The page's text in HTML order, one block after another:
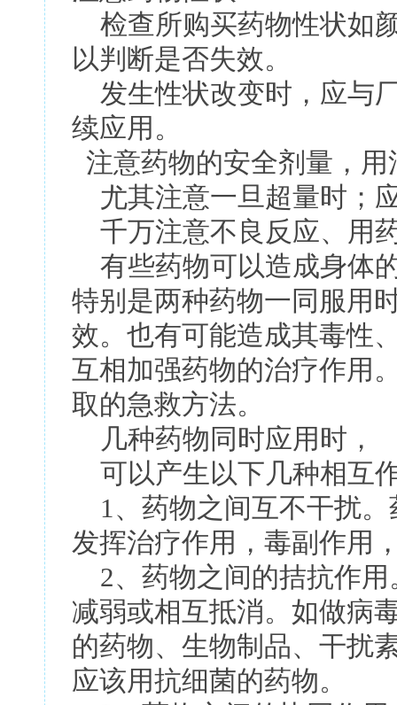
检查所购买药物性状如
以判断是否失效。
发生性状改变时，应与
续应用。
注意药物的安全剂量，用
尤其注意一旦超量时；
千万注意不良反应、用
有些药物可以造成身体
特别是两种药物一同服用
效。也有可能造成其毒性
互相加强药物的治疗作用
取的急救方法。
几种药物同时应用时，
可以产生以下几种相互
1、药物之间互不干扰。
发挥治疗作用，毒副作用
2、药物之间的拮抗作用
减弱或相互抵消。如做病
的药物、生物制品、干扰
应该用抗细菌的药物。